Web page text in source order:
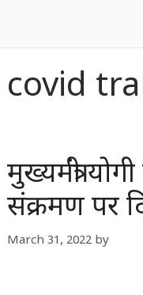
covid
मुख्यमंत्री
संक्रमण पर
March 31, 2022 by